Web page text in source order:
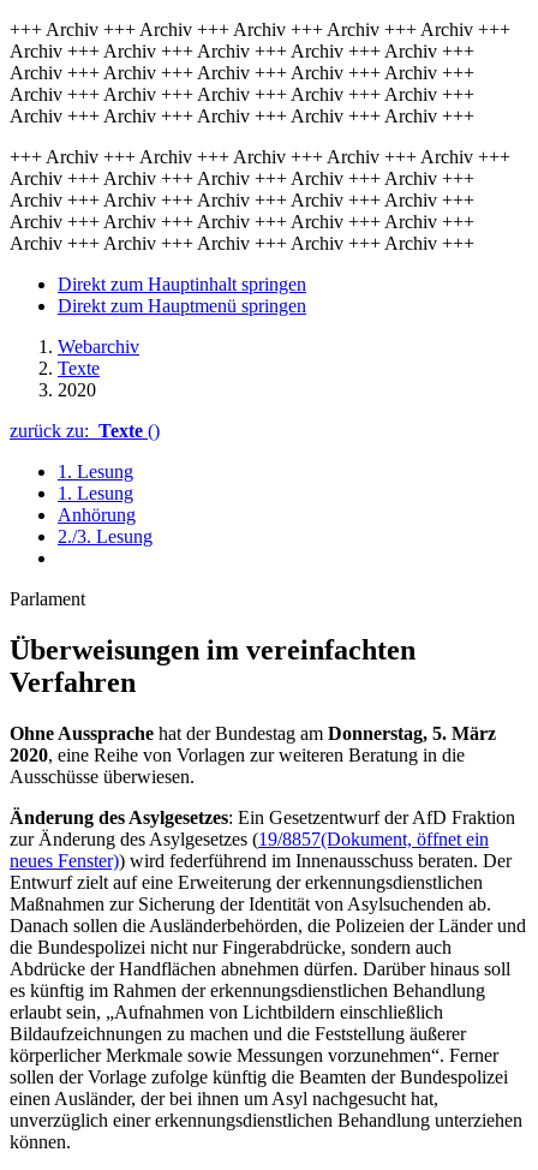
+++ Archiv +++ Archiv +++ Archiv +++ Archiv +++ Archiv +++
Archiv +++ Archiv +++ Archiv +++ Archiv +++ Archiv +++
Archiv +++ Archiv +++ Archiv +++ Archiv +++ Archiv +++
Archiv +++ Archiv +++ Archiv +++ Archiv +++ Archiv +++
Archiv +++ Archiv +++ Archiv +++ Archiv +++ Archiv +++
+++ Archiv +++ Archiv +++ Archiv +++ Archiv +++ Archiv +++
Archiv +++ Archiv +++ Archiv +++ Archiv +++ Archiv +++
Archiv +++ Archiv +++ Archiv +++ Archiv +++ Archiv +++
Archiv +++ Archiv +++ Archiv +++ Archiv +++ Archiv +++
Archiv +++ Archiv +++ Archiv +++ Archiv +++ Archiv +++
Direkt zum Hauptinhalt springen
Direkt zum Hauptmenü springen
Webarchiv
Texte
2020
zurück zu: Texte ()
1. Lesung
1. Lesung
Anhörung
2./3. Lesung
Parlament
Überweisungen im vereinfachten
Verfahren
Ohne Aussprache hat der Bundestag am Donnerstag, 5. März
2020, eine Reihe von Vorlagen zur weiteren Beratung in die
Ausschüsse überwiesen.
Änderung des Asylgesetzes: Ein Gesetzentwurf der AfD Fraktion
zur Änderung des Asylgesetzes (19/8857(Dokument, öffnet ein
neues Fenster)) wird federführend im Innenausschuss beraten. Der
Entwurf zielt auf eine Erweiterung der erkennungsdienstlichen
Maßnahmen zur Sicherung der Identität von Asylsuchenden ab.
Danach sollen die Ausländerbehörden, die Polizeien der Länder und
die Bundespolizei nicht nur Fingerabdrücke, sondern auch
Abdrücke der Handflächen abnehmen dürfen. Darüber hinaus soll
es künftig im Rahmen der erkennungsdienstlichen Behandlung
erlaubt sein, „Aufnahmen von Lichtbildern einschließlich
Bildaufzeichnungen zu machen und die Feststellung äußerer
körperlicher Merkmale sowie Messungen vorzunehmen“. Ferner
sollen der Vorlage zufolge künftig die Beamten der Bundespolizei
einen Ausländer, der bei ihnen um Asyl nachgesucht hat,
unverzüglich einer erkennungsdienstlichen Behandlung unterziehen
können.